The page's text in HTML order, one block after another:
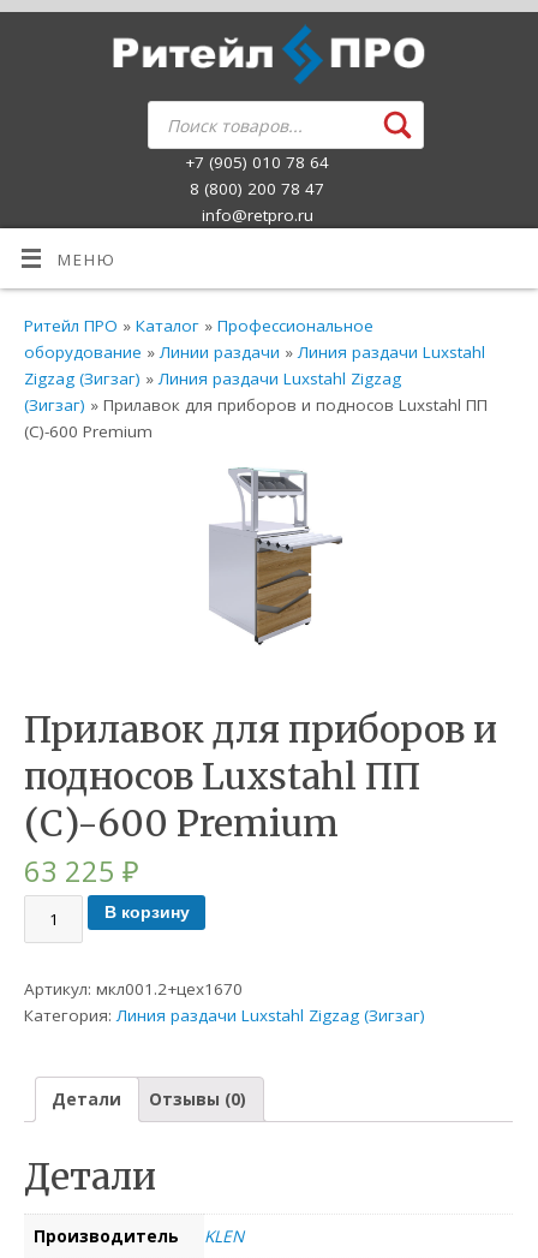
+7 (905) 010 78 64
8 (800) 200 78 47
info@retpro.ru
МЕНЮ
Ритейл ПРО »Каталог »Профессиональное
оборудование »Линии раздачи »Линия раздачи Luxstahl
Zigzag (Зигзаг) »Линия раздачи Luxstahl Zigzag
(Зигзаг) » Прилавок для приборов и подносов Luxstahl ПП
(С)-600 Premium
Прилавок для приборов и
подносов Luxstahl ПП
(С)-600 Premium
63 225₽
В корзину
Артикул:мкл001.2+цех1670
Категория: Линия раздачи Luxstahl Zigzag (Зигзаг)
Детали Отзывы (0)
Детали
Производитель KLEN